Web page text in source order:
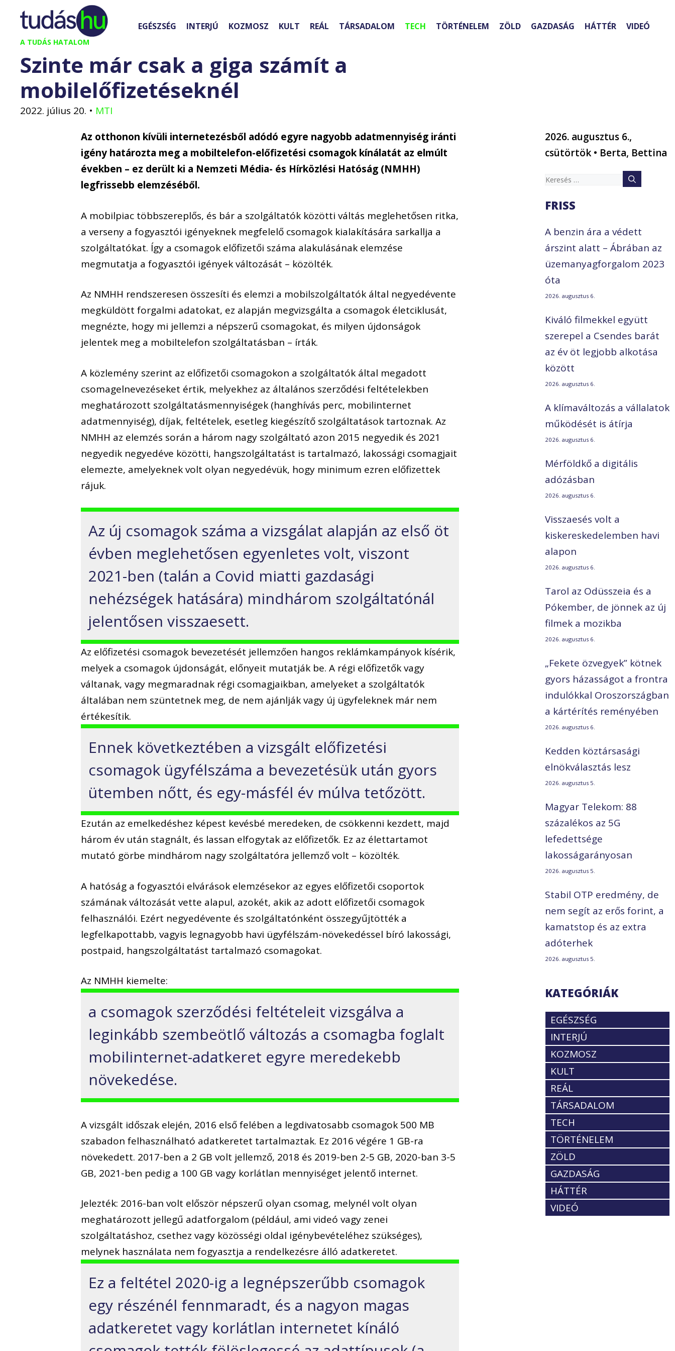
Kilépés
tartalomba
A TUDÁS HATALOM
EGÉSZSÉG INTERJÚ KOZMOSZ KULT REÁL TÁRSADALOM TECH TÖRTÉNELEM ZÖLD GAZDASÁG HÁTTÉR VIDEÓ
Szinte már csak a giga számít a
mobilelőfizetéseknél
2022. július 20. • MTI
Az otthonon kívüli internetezésből adódó egyre nagyobb adatmennyiség iránti
igény határozta meg a mobiltelefon-előfizetési csomagok kínálatát az elmúlt
években – ez derült ki a Nemzeti Média- és Hírközlési Hatóság (NMHH)
legfrissebb elemzéséből.
A mobilpiac többszereplős, és bár a szolgáltatók közötti váltás meglehetősen ritka,
a verseny a fogyasztói igényeknek megfelelő csomagok kialakítására sarkallja a
szolgáltatókat. Így a csomagok előfizetői száma alakulásának elemzése
megmutatja a fogyasztói igények változását – közölték.
Az NMHH rendszeresen összesíti és elemzi a mobilszolgáltatók által negyedévente
megküldött forgalmi adatokat, ez alapján megvizsgálta a csomagok életciklusát,
megnézte, hogy mi jellemzi a népszerű csomagokat, és milyen újdonságok
jelentek meg a mobiltelefon szolgáltatásban – írták.
A közlemény szerint az előfizetői csomagokon a szolgáltatók által megadott
csomagelnevezéseket értik, melyekhez az általános szerződési feltételekben
meghatározott szolgáltatásmennyiségek (hanghívás perc, mobilinternet
adatmennyiség), díjak, feltételek, esetleg kiegészítő szolgáltatások tartoznak. Az
NMHH az elemzés során a három nagy szolgáltató azon 2015 negyedik és 2021
negyedik negyedéve közötti, hangszolgáltatást is tartalmazó, lakossági csomagjait
elemezte, amelyeknek volt olyan negyedévük, hogy minimum ezren előfizettek
rájuk.
Az új csomagok száma a vizsgálat alapján az első öt
évben meglehetősen egyenletes volt, viszont
2021-ben (talán a Covid miatti gazdasági
nehézségek hatására) mindhárom szolgáltatónál
jelentősen visszaesett.
Az előfizetési csomagok bevezetését jellemzően hangos reklámkampányok kísérik,
melyek a csomagok újdonságát, előnyeit mutatják be. A régi előfizetők vagy
váltanak, vagy megmaradnak régi csomagjaikban, amelyeket a szolgáltatók
általában nem szüntetnek meg, de nem ajánlják vagy új ügyfeleknek már nem
értékesítik.
Ennek következtében a vizsgált előfizetési
csomagok ügyfélszáma a bevezetésük után gyors
ütemben nőtt, és egy-másfél év múlva tetőzött.
Ezután az emelkedéshez képest kevésbé meredeken, de csökkenni kezdett, majd
három év után stagnált, és lassan elfogytak az előfizetők. Ez az élettartamot
mutató görbe mindhárom nagy szolgáltatóra jellemző volt – közölték.
A hatóság a fogyasztói elvárások elemzésekor az egyes előfizetői csoportok
számának változását vette alapul, azokét, akik az adott előfizetői csomagok
felhasználói. Ezért negyedévente és szolgáltatónként összegyűjtötték a
legfelkapottabb, vagyis legnagyobb havi ügyfélszám-növekedéssel bíró lakossági,
postpaid, hangszolgáltatást tartalmazó csomagokat.
Az NMHH kiemelte:
a csomagok szerződési feltételeit vizsgálva a
leginkább szembeötlő változás a csomagba foglalt
mobilinternet-adatkeret egyre meredekebb
növekedése.
A vizsgált időszak elején, 2016 első felében a legdivatosabb csomagok 500 MB
szabadon felhasználható adatkeretet tartalmaztak. Ez 2016 végére 1 GB-ra
növekedett. 2017-ben a 2 GB volt jellemző, 2018 és 2019-ben 2-5 GB, 2020-ban 3-5
GB, 2021-ben pedig a 100 GB vagy korlátlan mennyiséget jelentő internet.
Jelezték: 2016-ban volt először népszerű olyan csomag, melynél volt olyan
meghatározott jellegű adatforgalom (például, ami videó vagy zenei
szolgáltatáshoz, csethez vagy közösségi oldal igénybevételéhez szükséges),
melynek használata nem fogyasztja a rendelkezésre álló adatkeretet.
Ez a feltétel 2020-ig a legnépszerűbb csomagok
egy részénél fennmaradt, és a nagyon magas
adatkeretet vagy korlátlan internetet kínáló
2026. augusztus 6.,
csütörtök • Berta, Bettina
Keresés:
FRISS
A benzin ára a védett
árszint alatt – Ábrában az
üzemanyagforgalom 2023
óta
2026. augusztus 6.
Kiváló filmekkel együtt
szerepel a Csendes barát
az év öt legjobb alkotása
között
2026. augusztus 6.
A klímaváltozás a vállalatok
működését is átírja
2026. augusztus 6.
Mérföldkő a digitális
adózásban
2026. augusztus 6.
Visszaesés volt a
kiskereskedelemben havi
alapon
2026. augusztus 6.
Tarol az Odüsszeia és a
Pókember, de jönnek az új
filmek a mozikba
2026. augusztus 6.
„Fekete özvegyek” kötnek
gyors házasságot a frontra
indulókkal Oroszországban
a kártérítés reményében
2026. augusztus 6.
Kedden köztársasági
elnökválasztás lesz
2026. augusztus 5.
Magyar Telekom: 88
százalékos az 5G
lefedettsége
lakosságarányosan
2026. augusztus 5.
Stabil OTP eredmény, de
nem segít az erős forint, a
kamatstop és az extra
adóterhek
2026. augusztus 5.
KATEGÓRIÁK
EGÉSZSÉG
INTERJÚ
KOZMOSZ
KULT
REÁL
TÁRSADALOM
TECH
TÖRTÉNELEM
ZÖLD
GAZDASÁG
HÁTTÉR
VIDEÓ